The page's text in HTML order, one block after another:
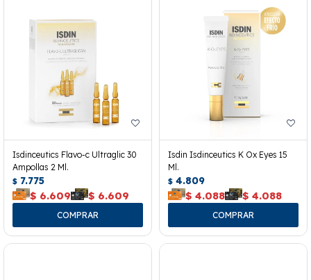
Isdinceutics Flavo-c Ultraglic 30
Ampollas 2 Ml.
$ 7.775
$ 6.609 $ 6.609
Isdin Isdinceutics K Ox Eyes 15
Ml.
$ 4.809
$ 4.088 $ 4.088